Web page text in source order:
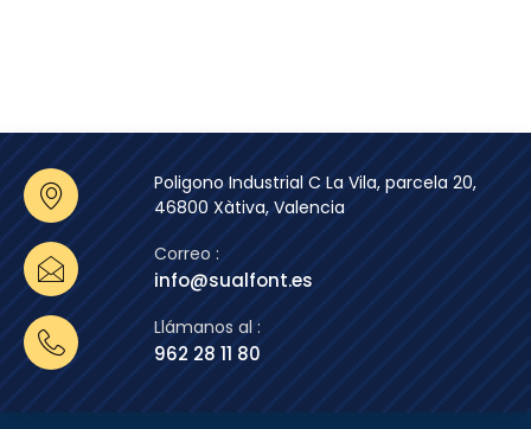
Poligono Industrial C La Vila, parcela 20,
46800 Xàtiva, Valencia
Correo :
info@sualfont.es
Llámanos al :
962 28 11 80